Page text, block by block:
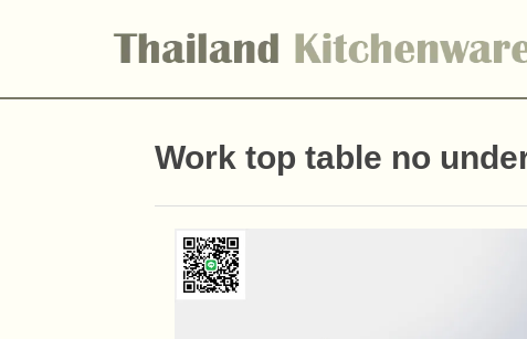
Work top table no